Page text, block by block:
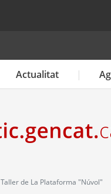
Actualitat
de La Plataforma "Núvol"